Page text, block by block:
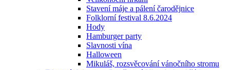
Stavení máje a pálení čarodějnice
Folklorní festival 8.6.2024
Hody
Hamburger party
Slavnosti vína
Halloween
Mikuláš, rozsvěcování vánočního stromu